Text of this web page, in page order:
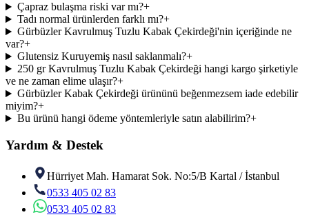
Çapraz bulaşma riski var mı?+
Tadı normal ürünlerden farklı mı?+
Gürbüzler Kavrulmuş Tuzlu Kabak Çekirdeği'nin içeriğinde ne
var?+
Glutensiz Kuruyemiş nasıl saklanmalı?+
250 gr Kavrulmuş Tuzlu Kabak Çekirdeği hangi kargo şirketiyle
ve ne zaman elime ulaşır?+
Gürbüzler Kabak Çekirdeği ürününü beğenmezsem iade edebilir
miyim?+
Bu ürünü hangi ödeme yöntemleriyle satın alabilirim?+
Yardım & Destek
Hürriyet Mah. Hamarat Sok. No:5/B Kartal / İstanbul
0533 405 02 83
0533 405 02 83